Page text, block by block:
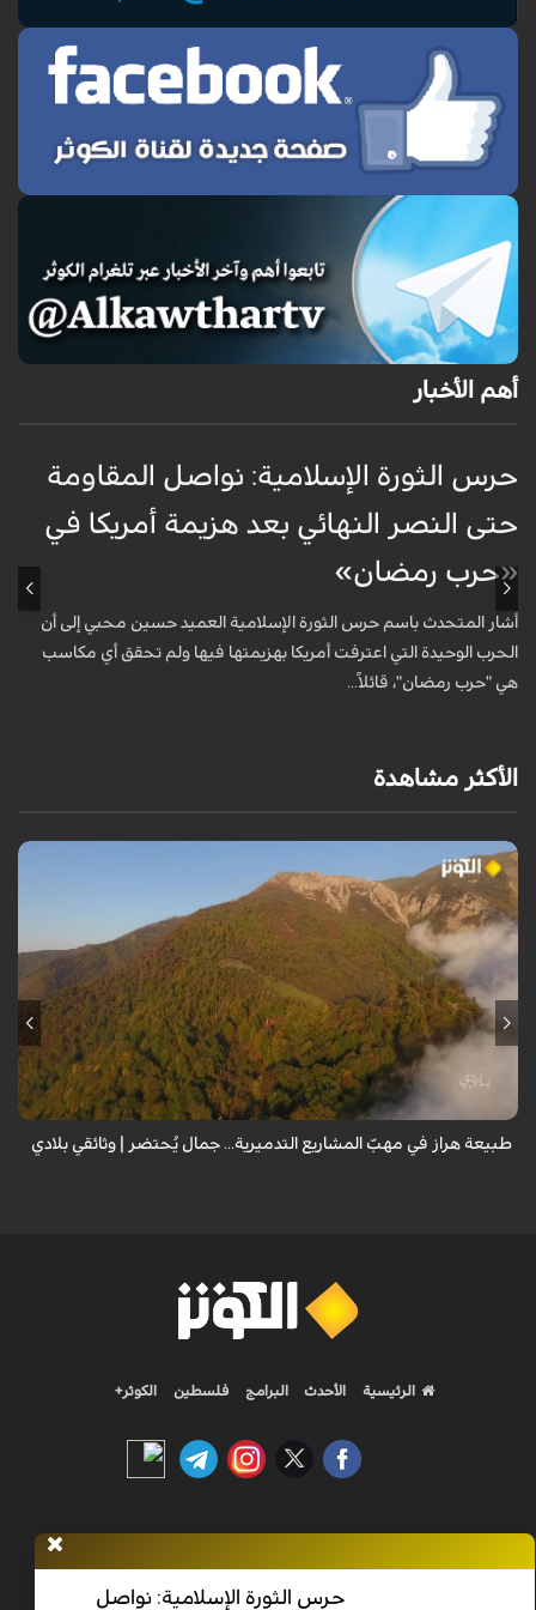
أهم الأخبار
حرس الثورة الإسلامية: نواصل المقاومة
حتى النصر النهائي بعد هزيمة أمريكا في
«حرب رمضان»
أشار المتحدث باسم حرس الثورة الإسلامية العميد حسين محبي إلى أن
الحرب الوحيدة التي اعترفت أمريكا بهزيمتها فيها ولم تحقق أي مكاسب
هي "حرب رمضان"، قائلاً...
الأكثر مشاهدة
من قلب طبيعة هراز التي كانت يوماً من أجمل الموائل الطبيعية في إيران، يحذر
المعد من كارثة بيئية: "وحش الأعمال والمشاريع التدميرية تنهش بجسم
طبيعة هراز في مهبّ المشاريع التدميرية... جمال يُحتضر | وثائقي بلادي
حرس الثورة الإسلامية: نواصل
الرئيسية الأحدث البرامج فلسطين الكوثر+
جميع الحقوق محفوظة